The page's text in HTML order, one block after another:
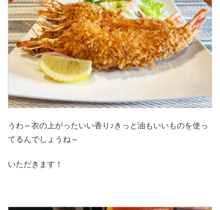
うわ～衣の上がったいい香り♪きっと油もいいものを使っ
てるんでしょうね～
いただきます！